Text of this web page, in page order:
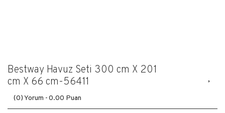
Bestway Havuz Seti 300 cm X 201
cm X 66 cm-56411
(0) Yorum -0.00 Puan